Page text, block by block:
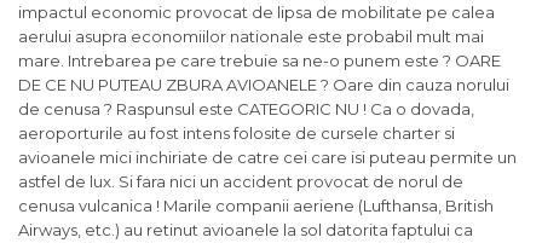
impactul economic provocat de lipsa de mobilitate pe calea
aerului asupra economiilor nationale este probabil mult mai
mare. Intrebarea pe care trebuie sa ne-o punem este ? OARE
DE CE NU PUTEAU ZBURA AVIOANELE ? Oare din cauza norului
de cenusa ? Raspunsul este CATEGORIC NU ! Ca o dovada,
aeroporturile au fost intens folosite de cursele charter si
avioanele mici inchiriate de catre cei care isi puteau permite un
astfel de lux. Si fara nici un accident provocat de norul de
cenusa vulcanica ! Marile companii aeriene (Lufthansa, British
Airways, etc.) au retinut avioanele la sol datorita faptului ca